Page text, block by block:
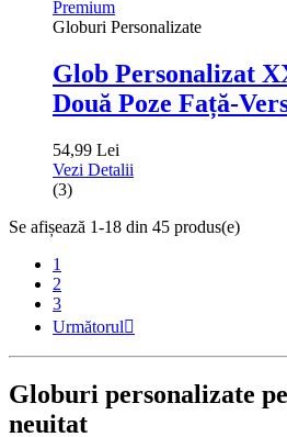
Globuri Personalizate
Glob Personalizat
Două Poze Față-
54,99 Lei
Vezi Detalii
(3)
Se afișează 1-18 din 45 produs(e)
1
2
3
Următorul
Globuri personalizate
neuitat